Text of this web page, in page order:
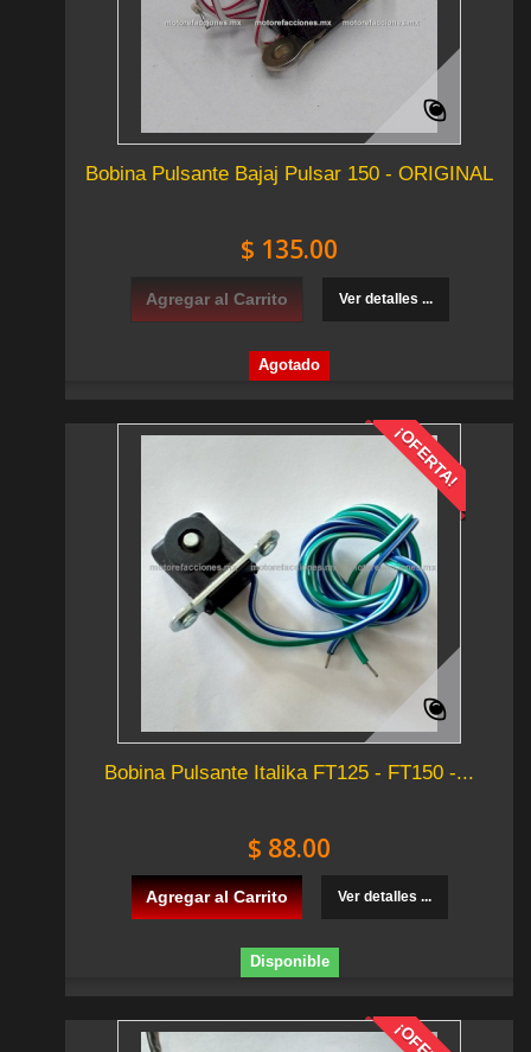
Bobina Pulsante Bajaj Pulsar 150 - ORIGINAL
$ 135.00
Agregar al Carrito Ver detalles ...
Agotado
¡OFERTA!
Bobina Pulsante Italika FT125 - FT150 -...
$ 88.00
Agregar al Carrito Ver detalles ...
Disponible